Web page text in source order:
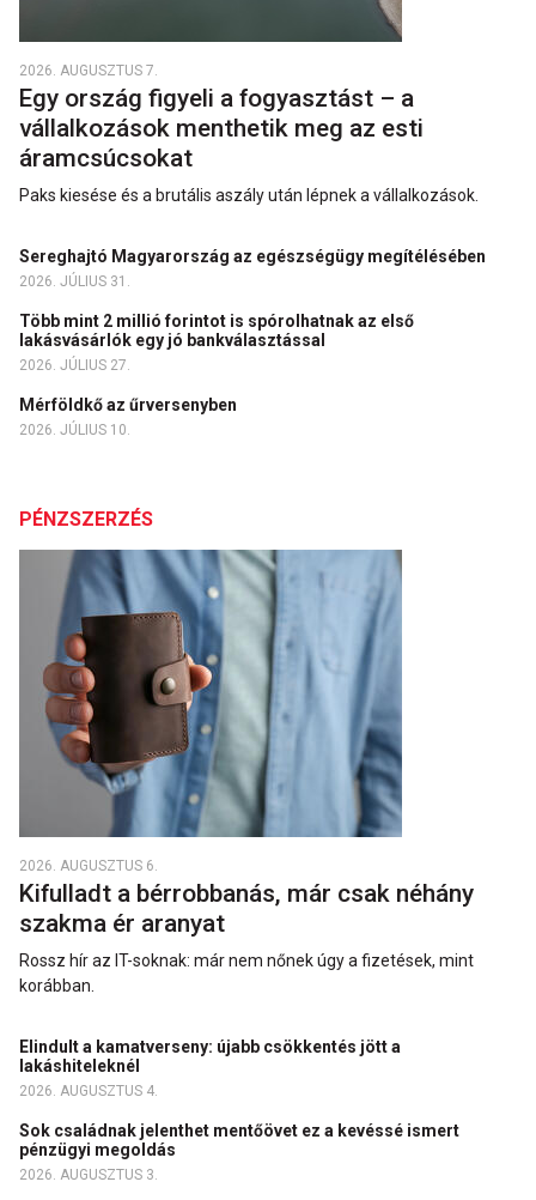
2026. AUGUSZTUS 7.
Egy ország figyeli a fogyasztást – a
vállalkozások menthetik meg az esti
áramcsúcsokat
Paks kiesése és a brutális aszály után lépnek a vállalkozások.
Sereghajtó Magyarország az egészségügy megítélésében
2026. JÚLIUS 31.
Több mint 2 millió forintot is spórolhatnak az első
lakásvásárlók egy jó bankválasztással
2026. JÚLIUS 27.
Mérföldkő az űrversenyben
2026. JÚLIUS 10.
PÉNZSZERZÉS
2026. AUGUSZTUS 6.
Kifulladt a bérrobbanás, már csak néhány
szakma ér aranyat
Rossz hír az IT-soknak: már nem nőnek úgy a fizetések, mint
korábban.
Elindult a kamatverseny: újabb csökkentés jött a
lakáshiteleknél
2026. AUGUSZTUS 4.
Sok családnak jelenthet mentőövet ez a kevéssé ismert
pénzügyi megoldás
2026. AUGUSZTUS 3.